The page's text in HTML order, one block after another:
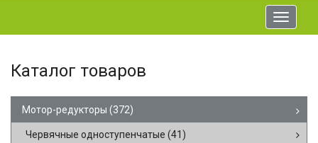
Toggle
Каталог товаров
Мотор-редукторы (372)
Червячные одноступенчатые (41)